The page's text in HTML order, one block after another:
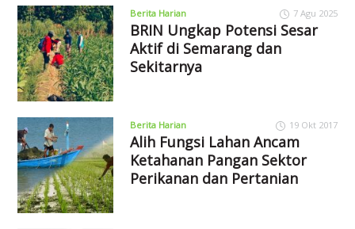
Berita Harian 7 Agu 2025
BRIN Ungkap Potensi Sesar
Aktif di Semarang dan
Sekitarnya
Berita Harian 19 Okt 2017
Alih Fungsi Lahan Ancam
Ketahanan Pangan Sektor
Perikanan dan Pertanian